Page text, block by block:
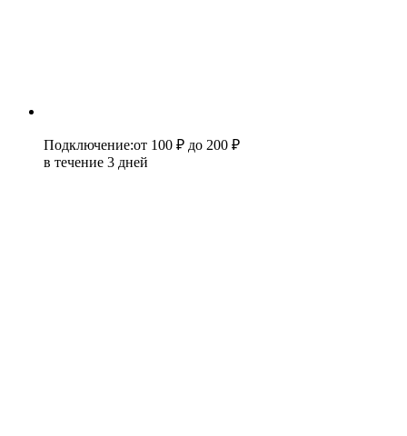
Подключение:от 100 ₽ до 200 ₽
в течение 3 дней